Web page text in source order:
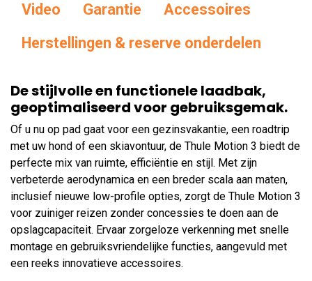
Video Garantie
Accessoires
Herstellingen & reserve onderdelen
De stijlvolle en functionele laadbak,
geoptimaliseerd voor gebruiksgemak.
Of u nu op pad gaat voor een gezinsvakantie, een roadtrip
met uw hond of een skiavontuur, de Thule Motion 3 biedt de
perfecte mix van ruimte, efficiëntie en stijl. Met zijn
verbeterde aerodynamica en een breder scala aan maten,
inclusief nieuwe low-profile opties, zorgt de Thule Motion 3
voor zuiniger reizen zonder concessies te doen aan de
opslagcapaciteit. Ervaar zorgeloze verkenning met snelle
montage en gebruiksvriendelijke functies, aangevuld met
een reeks innovatieve accessoires.